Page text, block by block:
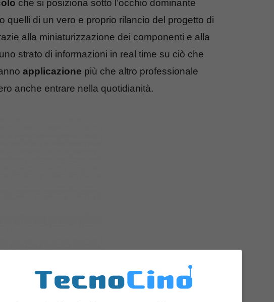
che si posiziona sotto l’occhio dominante
quelli di un vero e proprio rilancio del progetto di
alla miniaturizzazione dei componenti e alla
strato di informazioni in real time su ciò che
applicazione più che altro professionale
anche entrare nella quotidianità.